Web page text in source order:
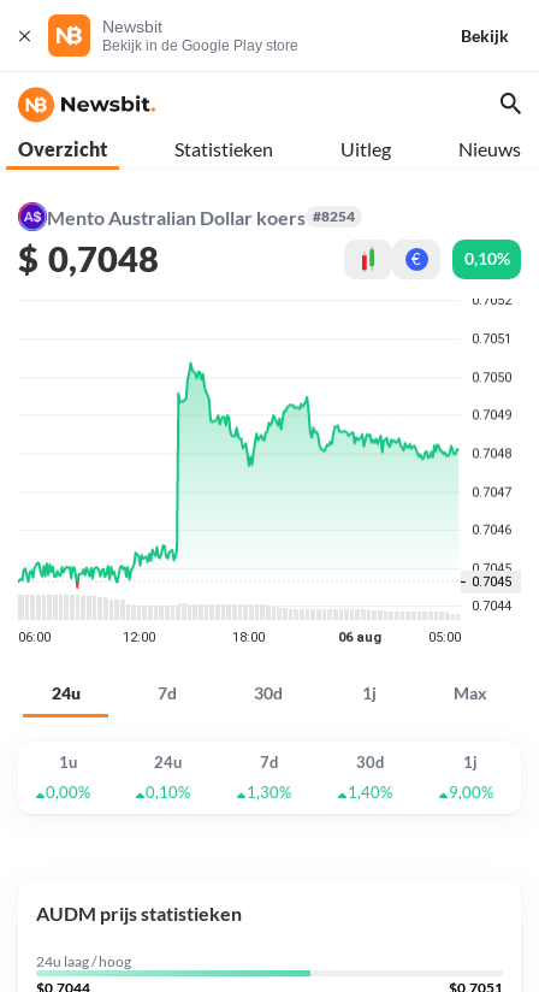
Newsbit
Bekijk in de Google Play store
Bekijk
Overzicht Statistieken Uitleg Nieuws
Mento Australian Dollar koers #8254
$ 0,7048 € 0,10%
24u 7d 30d 1j Max
1u 24u 7d 30d
1j
0,00%
0,10% 1,30% 1,40% 9,00%
AUDM prijs statistieken
24u laag / hoog
$0,7044
$0,7051